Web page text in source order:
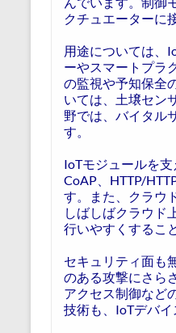
クチュエーターに
用途については、
ーやスマートプラ
の監視や予知保全
いては、土壌セン
野では、バイタル
す。
IoTモジュールを
CoAP、HTTP/
す。また、クラウ
しばしばクラウド
行いやすくするこ
セキュリティ面も
のある攻撃にさら
アクセス制御など
技術も、IoTデバ